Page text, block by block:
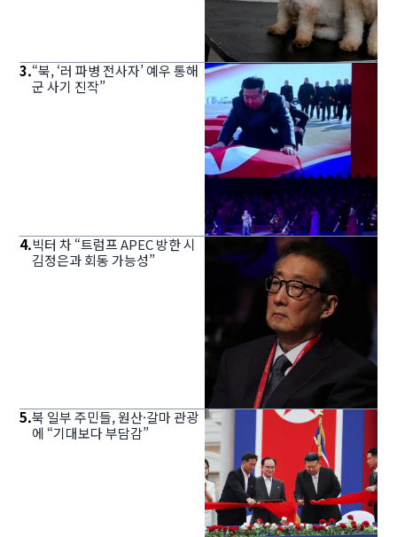
3.“북, ‘러 파병 전사자’ 예우 통해
군 사기 진작”
4.빅터 차 “트럼프 APEC 방한 시
김정은과 회동 가능성”
5.북 일부 주민들, 원산·갈마 관광
에 “기대보다 부담감”